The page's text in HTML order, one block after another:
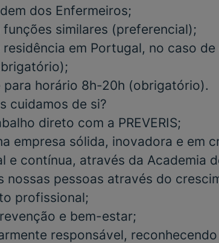
dos Enfermeiros;
funções similares (preferencial);
em Portugal, no caso
;
para horário 8h-20h (obrigatório).
cuidamos de si?
direto com a PREVERIS;
empresa sólida, inovadora e em
e contínua, através da Academia
nossas pessoas através do
profissional;
e bem-estar;
responsável,